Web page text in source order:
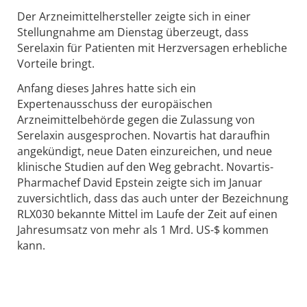
Der Arzneimittelhersteller zeigte sich in einer
Stellungnahme am Dienstag überzeugt, dass
Serelaxin für Patienten mit Herzversagen erhebliche
Vorteile bringt.
Anfang dieses Jahres hatte sich ein
Expertenausschuss der europäischen
Arzneimittelbehörde gegen die Zulassung von
Serelaxin ausgesprochen. Novartis hat daraufhin
angekündigt, neue Daten einzureichen, und neue
klinische Studien auf den Weg gebracht. Novartis-
Pharmachef David Epstein zeigte sich im Januar
zuversichtlich, dass das auch unter der Bezeichnung
RLX030 bekannte Mittel im Laufe der Zeit auf einen
Jahresumsatz von mehr als 1 Mrd. US-$ kommen
kann.